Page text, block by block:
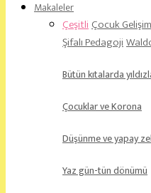
Makaleler
ÇeşitliÇocuk
Şifalı Pedagoji
Bütün kıtalarda
Çocuklar ve Korona
Düşünme ve yapay
Yaz gün-tün dönümü